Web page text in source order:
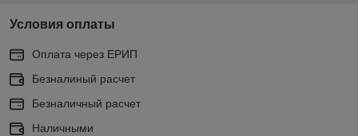
Условия оплаты
Оплата через ЕРИП
Безналиный расчет
Безналичный расчет
Наличными